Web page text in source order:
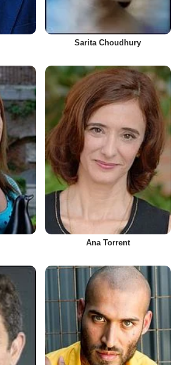
Sarita Choudhury
Ana Torrent